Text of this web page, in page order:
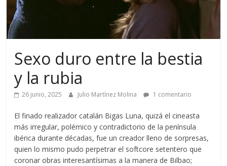
Sexo duro entre la bestia
y la rubia
26 junio, 2025 Julio Martínez Molina 1 comentario
El finado realizador catalán Bigas Luna, quizá el cineasta
más irregular, polémico y contradictorio de la península
ibérica durante décadas, fue un creador lleno de sorpresas,
quien lo mismo pudo perpetrar el softcore setentero que
coronar obras interesantísimas a la manera de Bilbao;